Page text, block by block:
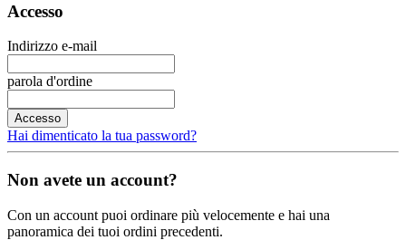
Accesso
Indirizzo e-mail
parola d'ordine
Accesso
Hai dimenticato la tua password?
Non avete un account?
Con un account puoi ordinare più velocemente e hai una
panoramica dei tuoi ordini precedenti.